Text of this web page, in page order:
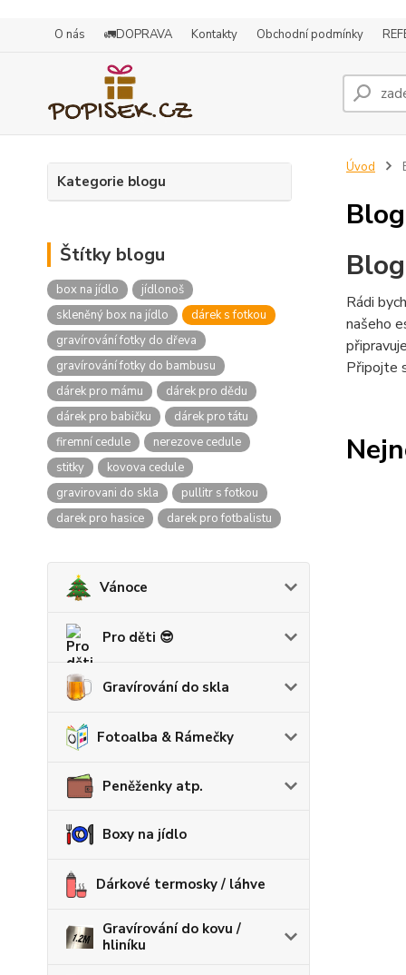
O nás 🚛DOPRAVA Kontakty Obchodní podmínky
Kategorie blogu
Štítky blogu
box na jídlo
jídlonoš
skleněný box na jídlo
dárek s fotkou
gravírování fotky do dřeva
gravírování fotky do bambusu
dárek pro mámu
dárek pro dědu
dárek pro babičku
dárek pro tátu
firemní cedule
nerezove cedule
stitky
kovova cedule
gravirovani do skla
pullitr s fotkou
darek pro hasice
darek pro fotbalistu
Vánoce
Pro děti 😎
Gravírování do skla
Fotoalba & Rámečky
Peněženky atp.
Boxy na jídlo
Dárkové termosky / láhve
Gravírování do kovu /
hliníku
Úvod
Blog
Rádi
našeho
Připojte